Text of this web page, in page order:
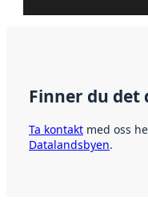
Finner du det
Ta kontakt med oss
Datalandsbyen.